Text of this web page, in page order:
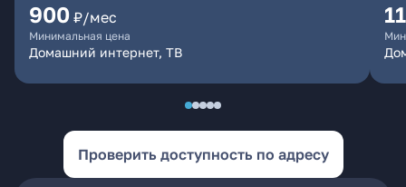
900 ₽/мес
Минимальная цена
Домашний интернет, ТВ
Проверить доступность по адресу